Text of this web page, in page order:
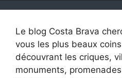
Le blog Costa Brava
vous les plus beaux
découvrant les criques,
monuments,